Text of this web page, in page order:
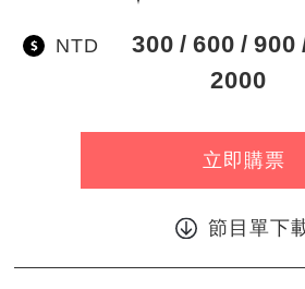
NTD 300 600 900
2000
立即購票
節目單下